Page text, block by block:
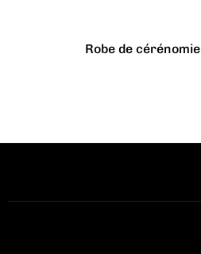
Robe de cérénomie